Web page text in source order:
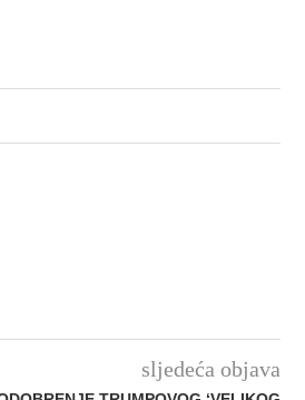
sljedeća objava